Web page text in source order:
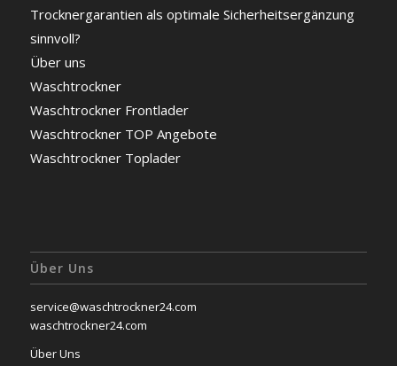
Trocknergarantien als optimale Sicherheitsergänzung
sinnvoll?
Über uns
Waschtrockner
Waschtrockner Frontlader
Waschtrockner TOP Angebote
Waschtrockner Toplader
Über Uns
service@waschtrockner24.com
waschtrockner24.com
Über Uns